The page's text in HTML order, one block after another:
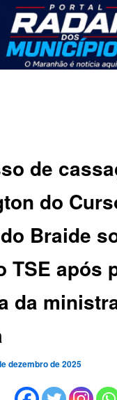
Municípios
de
do
Braide
TSE após
da
dezembro de 2025